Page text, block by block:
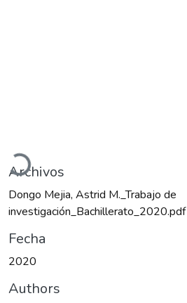
Cargando...
Archivos
Dongo Mejia, Astrid M._Trabajo de
investigación_Bachillerato_2020.pdf
Fecha
2020
Authors